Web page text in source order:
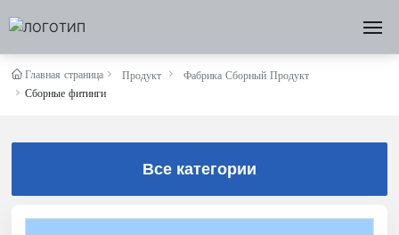
ДОМ
НОВОСТИ
Главная страница Продукт
Фабрика Сборный Продукт
Сборные фитинги
Все категории